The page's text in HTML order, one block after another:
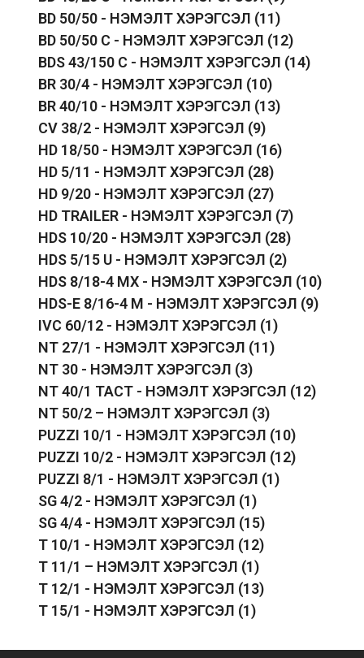
BD 50/50 - НЭМЭЛТ ХЭРЭГСЭЛ (11)
BD 50/50 C - НЭМЭЛТ ХЭРЭГСЭЛ (12)
BDS 43/150 C - НЭМЭЛТ ХЭРЭГСЭЛ (14)
BR 30/4 - НЭМЭЛТ ХЭРЭГСЭЛ (10)
BR 40/10 - НЭМЭЛТ ХЭРЭГСЭЛ (13)
CV 38/2 - НЭМЭЛТ ХЭРЭГСЭЛ (9)
HD 18/50 - НЭМЭЛТ ХЭРЭГСЭЛ (16)
HD 5/11 - НЭМЭЛТ ХЭРЭГСЭЛ (28)
HD 9/20 - НЭМЭЛТ ХЭРЭГСЭЛ (27)
HD TRAILER - НЭМЭЛТ ХЭРЭГСЭЛ (7)
HDS 10/20 - НЭМЭЛТ ХЭРЭГСЭЛ (28)
HDS 5/15 U - НЭМЭЛТ ХЭРЭГСЭЛ (2)
HDS 8/18-4 MX - НЭМЭЛТ ХЭРЭГСЭЛ (10)
HDS-E 8/16-4 M - НЭМЭЛТ ХЭРЭГСЭЛ (9)
IVC 60/12 - НЭМЭЛТ ХЭРЭГСЭЛ (1)
NT 27/1 - НЭМЭЛТ ХЭРЭГСЭЛ (11)
NT 30 - НЭМЭЛТ ХЭРЭГСЭЛ (3)
NT 40/1 TACT - НЭМЭЛТ ХЭРЭГСЭЛ (12)
NT 50/2 – НЭМЭЛТ ХЭРЭГСЭЛ (3)
PUZZI 10/1 - НЭМЭЛТ ХЭРЭГСЭЛ (10)
PUZZI 10/2 - НЭМЭЛТ ХЭРЭГСЭЛ (12)
PUZZI 8/1 - НЭМЭЛТ ХЭРЭГСЭЛ (1)
SG 4/2 - НЭМЭЛТ ХЭРЭГСЭЛ (1)
SG 4/4 - НЭМЭЛТ ХЭРЭГСЭЛ (15)
T 10/1 - НЭМЭЛТ ХЭРЭГСЭЛ (12)
T 11/1 – НЭМЭЛТ ХЭРЭГСЭЛ (1)
T 12/1 - НЭМЭЛТ ХЭРЭГСЭЛ (13)
T 15/1 - НЭМЭЛТ ХЭРЭГСЭЛ (1)